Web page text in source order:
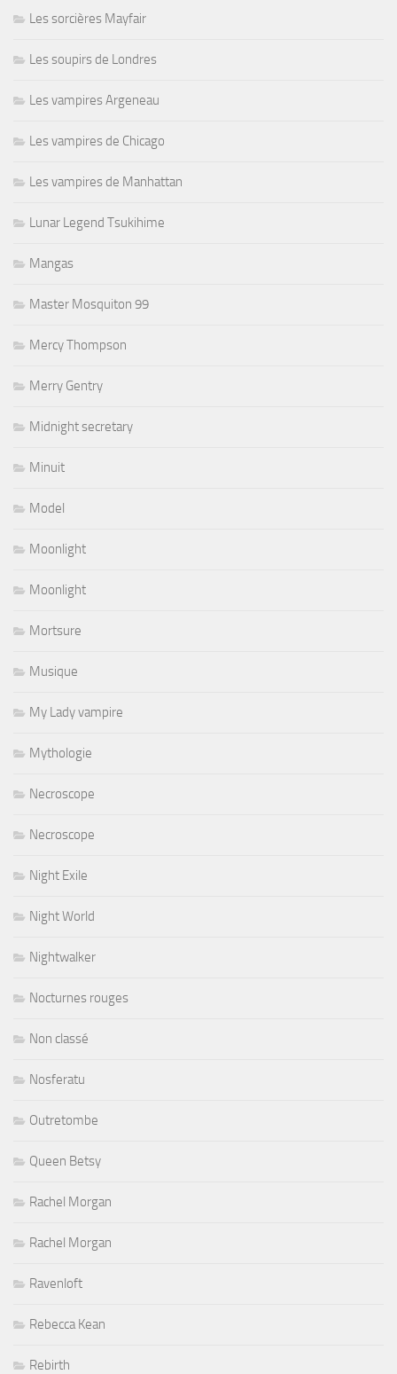
Les sorcières Mayfair
Les soupirs de Londres
Les vampires Argeneau
Les vampires de Chicago
Les vampires de Manhattan
Lunar Legend Tsukihime
Mangas
Master Mosquiton 99
Mercy Thompson
Merry Gentry
Midnight secretary
Minuit
Model
Moonlight
Moonlight
Mortsure
Musique
My Lady vampire
Mythologie
Necroscope
Necroscope
Night Exile
Night World
Nightwalker
Nocturnes rouges
Non classé
Nosferatu
Outretombe
Queen Betsy
Rachel Morgan
Rachel Morgan
Ravenloft
Rebecca Kean
Rebirth